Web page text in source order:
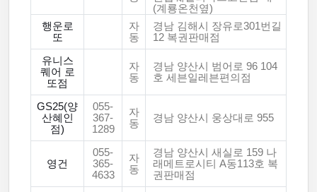
(계룡온천옆)
행운로
또
자
동
경남 김해시 장유로301번길
12 복권판매점
유니스
퀘어 로
또점
자
동
경남 양산시 범어로 96 104
호 세븐일레븐편의점
GS25(양
산혜인
점)
055-
367-
1289
자
동
경남 양산시 웅상대로 955
영건
055-
365-
4633
자
동
경남 양산시 새실로 159 나
래메트로시티 A동113호 복
권판매점